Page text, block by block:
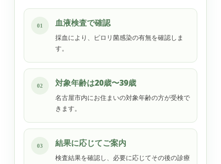
01 血液検査で確認
採血により、ピロリ菌感染の有無を確認しま
す。
02 対象年齢は20歳〜39歳
名古屋市内にお住まいの対象年齢の方が受検で
きます。
03 結果に応じてご案内
検査結果を確認し、必要に応じてその後の診療